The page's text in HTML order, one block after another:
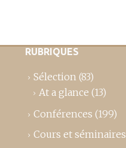
RUBRIQUES
Sélection (83)
At a glance (13)
Conférences (199)
Cours et séminaires